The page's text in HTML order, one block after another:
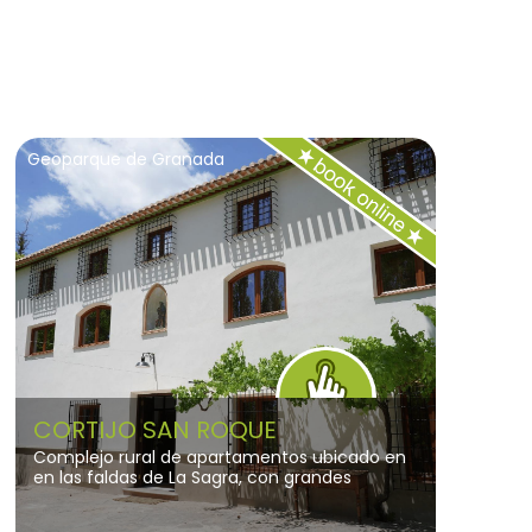
Geoparque de Granada
CORTIJO SAN ROQUE
Complejo rural de apartamentos ubicado en
en las faldas de La Sagra, con grandes
jardines ideales que crean un ambiente
acogedor y cálido, perfecto para relajarse.